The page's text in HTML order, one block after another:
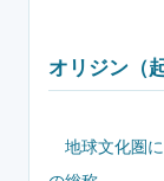
オリジン（
地球文化圏